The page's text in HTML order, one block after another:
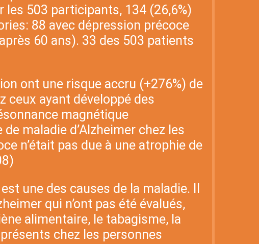
les 503 participants, 134 (26,6%)
88 avec dépression précoce
60 ans). 33 des 503 patients
ont une risque accru (+276%) de
ceux ayant développé des
magnétique
maladie d’Alzheimer chez les
n’était pas due à une atrophie de
une des causes de la maladie. Il
qui n’ont pas été évalués,
alimentaire, le tabagisme, la
chez les personnes